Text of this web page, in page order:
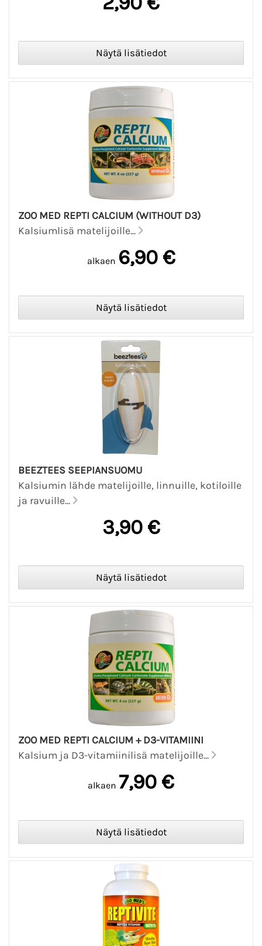
ZOO MED REPTI CALCIUM (WITHOUT D3)
Kalsiumlisä matelijoille...
alkaen 6,90 €
BEEZTEES SEEPIANSUOMU
Kalsiumin lähde matelijoille, linnuille, kotiloille
ja ravuille...
3,90 €
ZOO MED REPTI CALCIUM + D3-VITAMIINI
Kalsium ja D3-vitamiinilisä matelijoille...
alkaen 7,90 €